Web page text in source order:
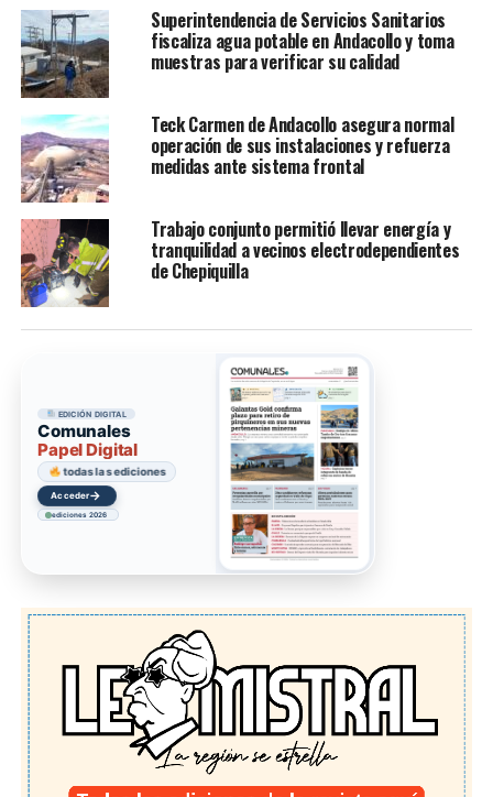
Superintendencia de Servicios Sanitarios
fiscaliza agua potable en Andacollo y toma
muestras para verificar su calidad
Teck Carmen de Andacollo asegura normal
operación de sus instalaciones y refuerza
medidas ante sistema frontal
Trabajo conjunto permitió llevar energía y
tranquilidad a vecinos electrodependientes
de Chepiquilla
EDICIÓN DIGITAL
Comunales
Papel Digital
todas las ediciones
Acceder→
ediciones 2026